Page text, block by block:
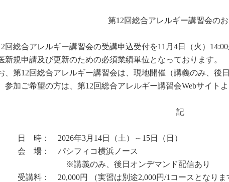
第12回総合アレルギー講習会の
回総合アレルギー講習会の受講申込受付を11月4日（火）
新規申請及び更新のための必須業績単位となっております。
、第12回総合アレルギー講習会は、現地開催（講義のみ、後
参加ご希望の方は、第12回総合アレルギー講習会Webサイトよ
記
日 時： 2026年3月14日（土）～15日（日）
会 場： パシフィコ横浜ノース
※講義のみ、後日オンデマンド配信あり
受講料： 20,000円 （実習は別途2,000円/1コースとなりま